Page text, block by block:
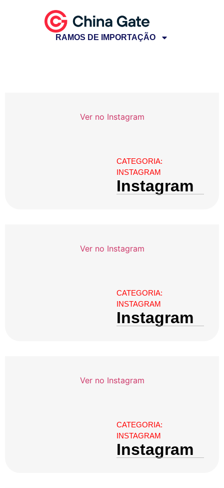
RAMOS DE IMPORTAÇÃO
Ver no Instagram
CATEGORIA:
INSTAGRAM
Instagram
Ver no Instagram
CATEGORIA:
INSTAGRAM
Instagram
Ver no Instagram
CATEGORIA:
INSTAGRAM
Instagram